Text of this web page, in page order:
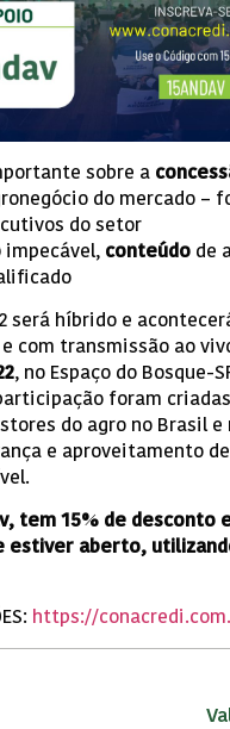
sobre a
do mercado –
do setor
impecável, conteúdo de
será híbrido e
com transmissão ao
, no Espaço do Bosque-
foram
do agro no Brasil
e aproveitamento
tem 15% de desconto
estiver aberto,
https://